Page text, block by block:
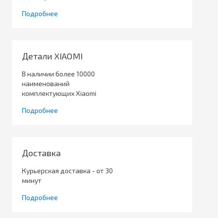
Подробнее
Детали XIAOMI
В наличии более 10000
наименований
комплектующих Xiaomi
Подробнее
Доставка
Курьерская доставка - от 30
минут
Подробнее